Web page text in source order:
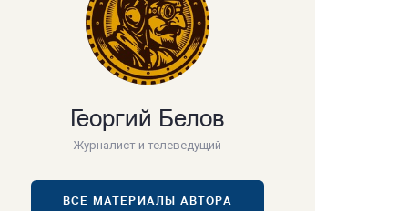
Георгий Белов
Журналист и телеведущий
ВСЕ МАТЕРИАЛЫ АВТОРА